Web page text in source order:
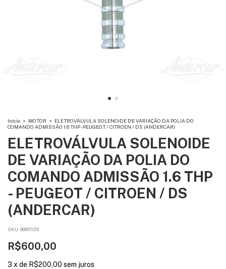
Início > MOTOR > ELETROVÁLVULA SOLENOIDE DE VARIAÇÃO DA POLIA DO
COMANDO ADMISSÃO 1.6 THP - PEUGEOT / CITROEN / DS (ANDERCAR)
ELETROVÁLVULA SOLENOIDE
DE VARIAÇÃO DA POLIA DO
COMANDO ADMISSÃO 1.6 THP
- PEUGEOT / CITROEN / DS
(ANDERCAR)
SKU: 9995129
R$600,00
3 x de R$200,00 sem juros